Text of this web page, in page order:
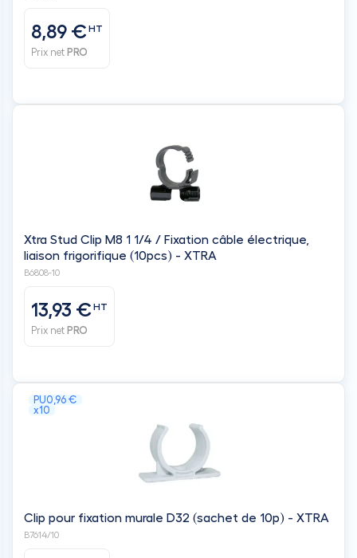
8,89 €HT
Prix net PRO
Xtra Stud Clip M8 1 1/4 / Fixation câble électrique,
liaison frigorifique (10pcs) - XTRA
B6808-10
13,93 €HT
Prix net PRO
PU0,96 €
x10
Clip pour fixation murale D32 (sachet de 10p) - XTRA
B7614/10